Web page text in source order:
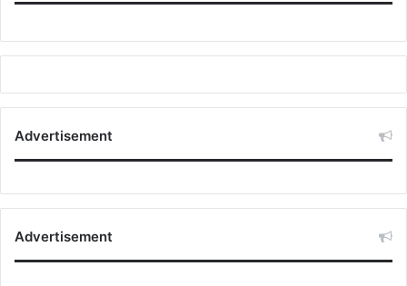
Advertisement
Advertisement